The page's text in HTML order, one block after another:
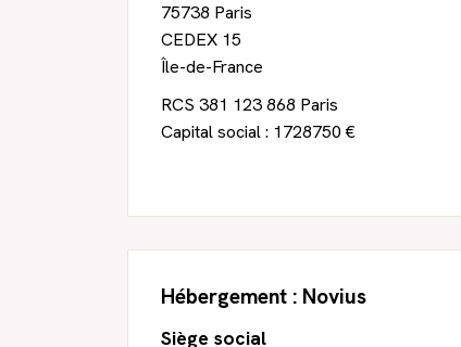
75738 Paris
CEDEX 15
Île-de-France
RCS 381 123 868 Paris
Capital social : 1728750 €
Hébergement : Novius
Siège social